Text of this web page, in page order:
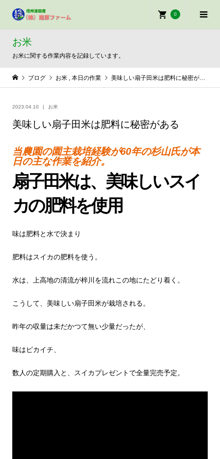
0
お米
お米に関する作業内容を記録しています。
ブログ お米 , 本日の作業 美味しい扇子田米は肥料に秘密がある
2023.04.10 お米
美味しい扇子田米は肥料に秘密がある
当農園の園主栽培経験が60年の杉山氏が本
日の主な作業を紹介。
扇子田米は、美味しいスイ
カの肥料を使用
味は肥料と水で決まり
肥料はスイカの肥料を使う。
水は、上高地の清流が梓川を流れこの地にたどり着く。
こうして、美味しい扇子田米が栽培される。
昨年の収量は未だかつて無い少量だったが、
味はピカイチ、
数人の定期購入と、スイカプレゼントで全量完売予定。